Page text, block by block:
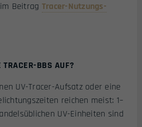
Beitrag Tracer-Nutzungs-
BBS AUF?
UV-Tracer-Aufsatz oder eine
reichen meist: 1–
UV-Einheiten sind